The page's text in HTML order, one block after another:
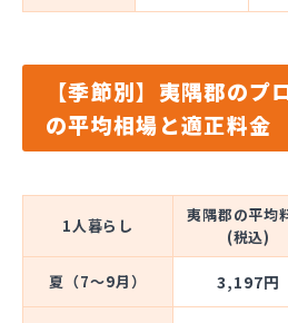
【季節別】夷隅郡のプ
の平均相場と適正料金
1人暮らし
夷隅郡の平均
(税込)
夏（7～9月） 3,197円